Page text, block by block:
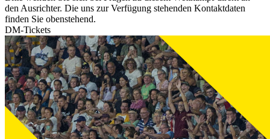
den Ausrichter. Die uns zur Verfügung stehenden Kontaktdaten
finden Sie obenstehend.
DM-Tickets